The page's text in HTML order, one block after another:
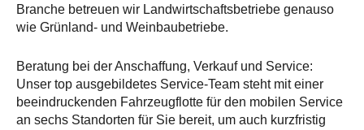
Branche betreuen wir Landwirtschaftsbetriebe genauso
wie Grünland- und Weinbaubetriebe.
Beratung bei der Anschaffung, Verkauf und Service:
Unser top ausgebildetes Service-Team steht mit einer
beeindruckenden Fahrzeugflotte für den mobilen Service
an sechs Standorten für Sie bereit, um auch kurzfristig